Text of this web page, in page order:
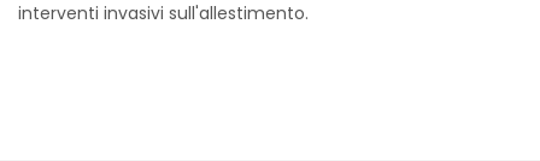
interventi invasivi sull'allestimento.